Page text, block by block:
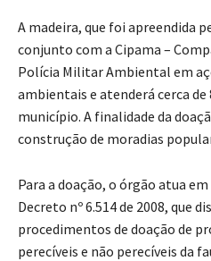
A madeira, que foi apreendida
conjunto com a Cipama –
Polícia Militar Ambiental em
ambientais e atenderá cerca
município. A finalidade da
construção de moradias
Para a doação, o órgão atua
Decreto nº 6.514 de 2008, que
procedimentos de doação de
perecíveis e não perecíveis da